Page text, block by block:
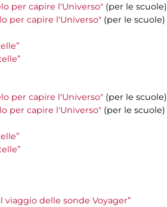
per capire l'Universo" (per le scuole)
per capire l'Universo" (per le scuole)
per capire l'Universo" (per le scuole)
per capire l'Universo" (per le scuole)
viaggio delle sonde Voyager”